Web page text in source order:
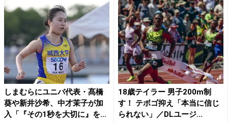
しまむらにユニバ代表・髙橋
葵や新井沙希、中才茉子が加
入「『その1秒を大切に』を
18歳テイラー 男子200m制
す！ テボゴ抑え「本当に信じ
られない」／DLユージ...